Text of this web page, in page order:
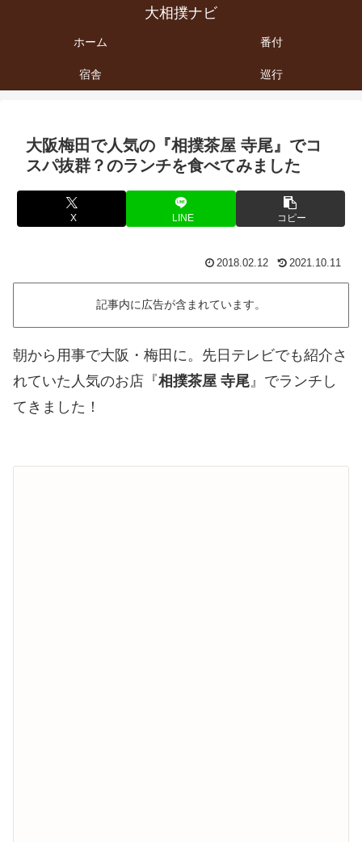
大相撲ナビ
ホーム 番付
宿舎 巡行
大阪梅田で人気の『相撲茶屋 寺尾』でコ
スパ抜群？のランチを食べてみました
X LINE コピー
2018.02.12 2021.10.11
記事内に広告が含まれています。
朝から用事で大阪・梅田に。先日テレビでも紹介さ
れていた人気のお店『相撲茶屋 寺尾 』でランチし
てきました！